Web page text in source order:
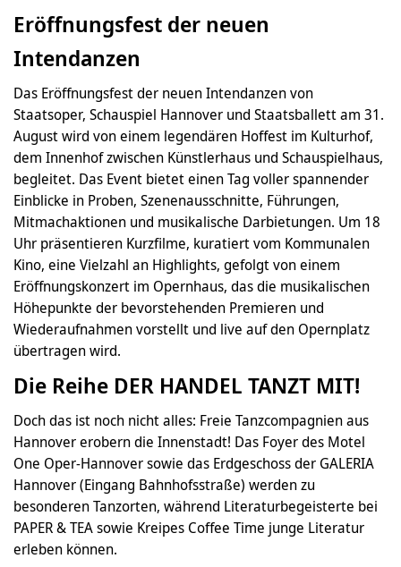
Eröffnungsfest der neuen
Intendanzen
Das Eröffnungsfest der neuen Intendanzen von
Staatsoper, Schauspiel Hannover und Staatsballett am 31.
August wird von einem legendären Hoffest im Kulturhof,
dem Innenhof zwischen Künstlerhaus und Schauspielhaus,
begleitet. Das Event bietet einen Tag voller spannender
Einblicke in Proben, Szenenausschnitte, Führungen,
Mitmachaktionen und musikalische Darbietungen. Um 18
Uhr präsentieren Kurzfilme, kuratiert vom Kommunalen
Kino, eine Vielzahl an Highlights, gefolgt von einem
Eröffnungskonzert im Opernhaus, das die musikalischen
Höhepunkte der bevorstehenden Premieren und
Wiederaufnahmen vorstellt und live auf den Opernplatz
übertragen wird.
Die Reihe DER HANDEL TANZT MIT!
Doch das ist noch nicht alles: Freie Tanzcompagnien aus
Hannover erobern die Innenstadt! Das Foyer des Motel
One Oper-Hannover sowie das Erdgeschoss der GALERIA
Hannover (Eingang Bahnhofsstraße) werden zu
besonderen Tanzorten, während Literaturbegeisterte bei
PAPER & TEA sowie Kreipes Coffee Time junge Literatur
erleben können.